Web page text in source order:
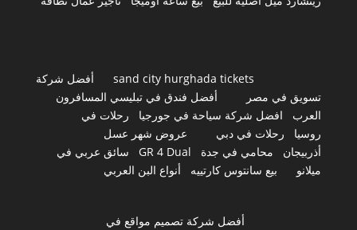
sand city hurghada tickets
أفضل شركة
تسويق في مصر
أفضل فندق في تبليسي المسافرون
العرب
افضل شركة سياحة في جورجيا
رحلات في
روسيا
رحلات في دبي
عروض شهر عسل
أذربيجان
محامي في جدة GR 4 Dual
سائق عربي في
ميلانو
بيع سانتوس كارتييه أنواع البن العربي
أفضل شركة تصميم مواقع في